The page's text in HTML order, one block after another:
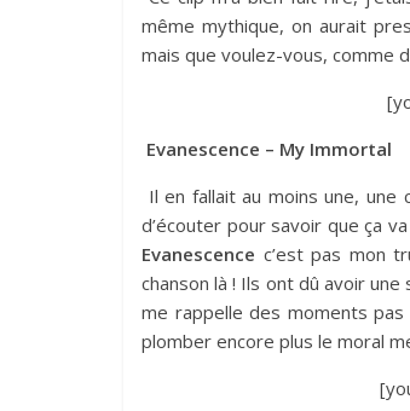
même mythique, on aurait
mais que voulez-vous, comme
Evanescence – My Immortal
Il en fallait au moins une,
d’écouter pour savoir que ça
Evanescence c’est pas mon
chanson là ! Ils ont dû avoir une
me rappelle des moments pas
plomber encore plus le moral